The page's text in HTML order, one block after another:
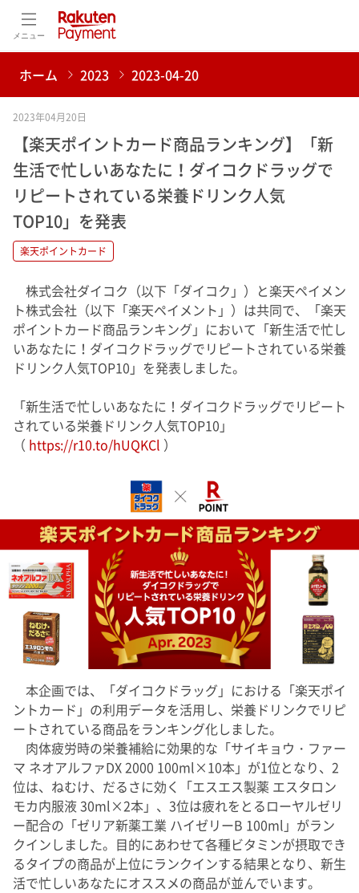
メニュー
ホーム 2023 2023-04-20
2023年04月20日
【楽天ポイントカード商品ランキング】「新
生活で忙しいあなたに！ダイコクドラッグで
リピートされている栄養ドリンク人気
TOP10」を発表
楽天ポイントカード
株式会社ダイコク（以下「ダイコク」）と楽天ペイメン
ト株式会社（以下「楽天ペイメント」）は共同で、「楽天
ポイントカード商品ランキング」において「新生活で忙し
いあなたに！ダイコクドラッグでリピートされている栄養
ドリンク人気TOP10」を発表しました。
「新生活で忙しいあなたに！ダイコクドラッグでリピート
されている栄養ドリンク人気TOP10」
（ https://r10.to/hUQKCl ）
本企画では、「ダイコクドラッグ」における「楽天ポイ
ントカード」の利用データを活用し、栄養ドリンクでリピ
ートされている商品をランキング化しました。
肉体疲労時の栄養補給に効果的な「サイキョウ・ファー
マ ネオアルファDX 2000 100ml×10本」が1位となり、2
位は、ねむけ、だるさに効く「エスエス製薬 エスタロン
モカ内服液 30ml×2本」、3位は疲れをとるローヤルゼリ
ー配合の「ゼリア新薬工業 ハイゼリーB 100ml」がラン
クインしました。目的にあわせて各種ビタミンが摂取でき
るタイプの商品が上位にランクインする結果となり、新生
活で忙しいあなたにオススメの商品が並んでいます。